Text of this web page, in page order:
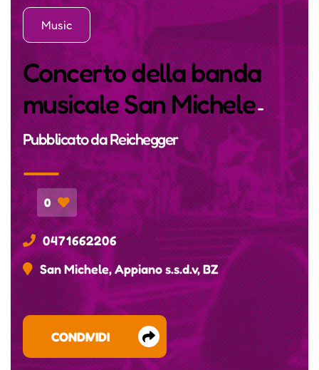
Music
Concerto della banda
musicale San Michele-
Pubblicato daReichegger
0
0471662206
San Michele, Appiano s.s.d.v, BZ
CONDIVIDI